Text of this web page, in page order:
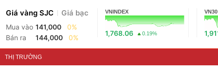
Giá vàng SJC Giá bạc
Mua vào 141,000
0%
Bán ra
144,000 0%
VNINDEX
1,768.06 0.19%
VN30
THỊ TRƯỜNG